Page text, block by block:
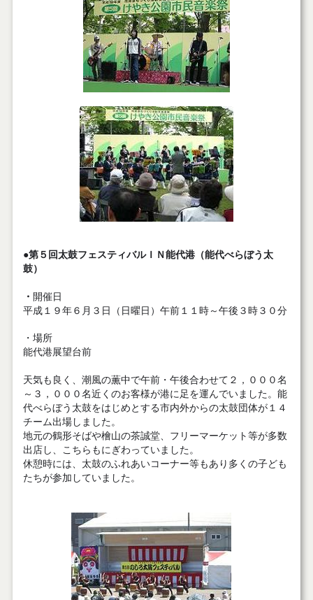
●第５回太鼓フェスティバルＩＮ能代港（能代べらぼう太
鼓）
・ 開催日
平成１９年６月３日（日曜日）午前１１時～午後３時３０分
・場所
能代港展望台前
天気も良く、潮風の薫中で午前・午後合わせて２，０００名
～３，０００名近くのお客様が港に足を運んでいました。能
代べらぼう太鼓をはじめとする市内外からの太鼓団体が１４
チーム出場しました。
地元の鶴形そばや檜山の茶誠堂、フリーマーケット等が多数
出店し、こちらもにぎわっていました。
休憩時には、太鼓のふれあいコーナー等もあり多くの子ども
たちが参加していました。